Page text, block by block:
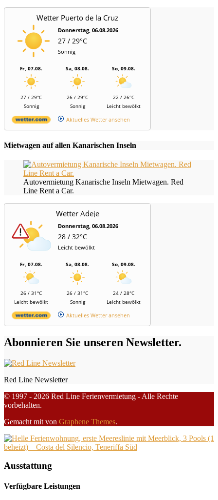
Wetter Puerto de la Cruz
Donnerstag, 06.08.2026
27 / 29°C
Sonnig
Fr, 07.08.
27 / 29°C
Sonnig
Sa, 08.08.
26 / 29°C
Sonnig
So, 09.08.
22 / 26°C
Leicht bewölkt
Aktuelles Wetter ansehen
Mietwagen auf allen Kanarischen Inseln
Autovermietung Kanarische Inseln Mietwagen. Red
Line Rent a Car.
Wetter Adeje
Donnerstag, 06.08.2026
28 / 32°C
Leicht bewölkt
Fr, 07.08.
26 / 31°C
Leicht bewölkt
Sa, 08.08.
26 / 31°C
Sonnig
So, 09.08.
24 / 28°C
Leicht bewölkt
Aktuelles Wetter ansehen
Abonnieren Sie unseren Newsletter.
Red Line Newsletter
© 1997 - 2026 Red Line Ferienvermietung - Alle Rechte
vorbehalten.
Gemacht mit von Graphene Themes.
Ausstattung
Verfügbare Leistungen